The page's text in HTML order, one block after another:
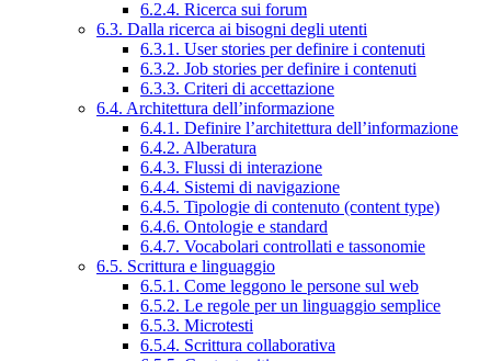
6.2.4. Ricerca sui forum
6.3. Dalla ricerca ai bisogni degli utenti
6.3.1. User stories per definire i contenuti
6.3.2. Job stories per definire i contenuti
6.3.3. Criteri di accettazione
6.4. Architettura dell’informazione
6.4.1. Definire l’architettura dell’informazione
6.4.2. Alberatura
6.4.3. Flussi di interazione
6.4.4. Sistemi di navigazione
6.4.5. Tipologie di contenuto (content type)
6.4.6. Ontologie e standard
6.4.7. Vocabolari controllati e tassonomie
6.5. Scrittura e linguaggio
6.5.1. Come leggono le persone sul web
6.5.2. Le regole per un linguaggio semplice
6.5.3. Microtesti
6.5.4. Scrittura collaborativa